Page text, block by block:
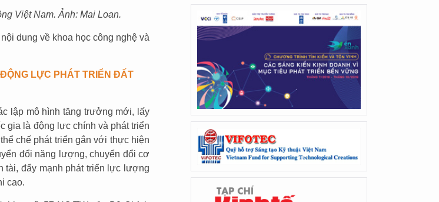
Việt Nam. Ảnh: Mai Loan.
dung về khoa học công nghệ và
LỰC PHÁT TRIỂN ĐẤT
lập mô hình tăng trưởng mới, lấy
gia là động lực chính và phát triển
chế phát triển gắn với thực hiện
đổi năng lượng, chuyển đổi cơ
tài, đẩy mạnh phát triển lực lượng
cao.